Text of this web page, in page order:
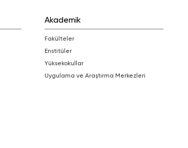
Akademik
Fakülteler
Enstitüler
Yüksekokullar
Uygulama ve Araştırma Merkezleri